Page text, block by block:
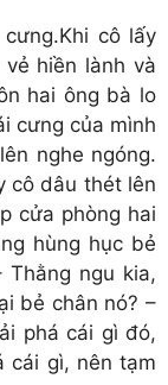
cô lấy
hiền lành và
hai ông bà lo
cưng của mình
nghe ngóng.
cô dâu thét lên
cửa phòng hai
hùng hục bẻ
Thằng ngu kia,
bẻ chân nó? –
phá cái gì đó,
cái gì, nên tạm